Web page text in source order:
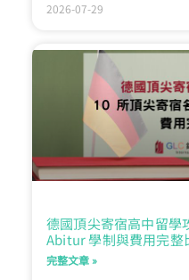
2026-07-29
德國頂尖寄宿高中留學
Abitur 學制與費用完整
完整文章 »